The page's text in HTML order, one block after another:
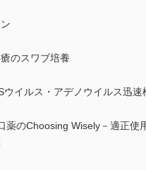
のスワブ培養
ウイルス・アデノウイルス迅速
薬のChoosing Wisely－適正使